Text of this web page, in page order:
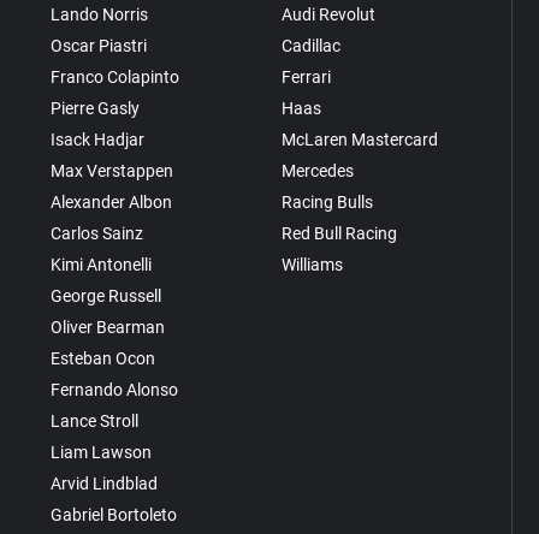
Lando Norris
Oscar Piastri
Franco Colapinto
Pierre Gasly
Isack Hadjar
Max Verstappen
Alexander Albon
Carlos Sainz
Kimi Antonelli
George Russell
Oliver Bearman
Esteban Ocon
Fernando Alonso
Lance Stroll
Liam Lawson
Arvid Lindblad
Gabriel Bortoleto
Audi Revolut
Cadillac
Ferrari
Haas
McLaren Mastercard
Mercedes
Racing Bulls
Red Bull Racing
Williams